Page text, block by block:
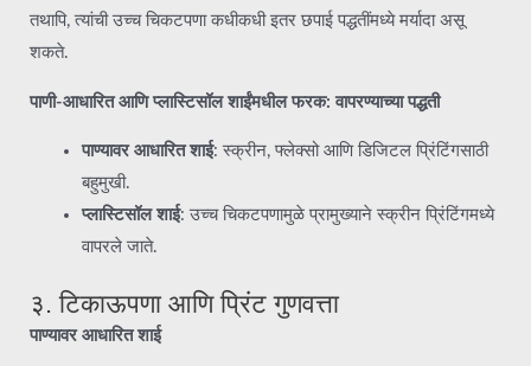
तथापि, त्यांची उच्च चिकटपणा कधीकधी इतर छपाई पद्धतींमध्ये मर्यादा असू
शकते.
पाणी-आधारित आणि प्लास्टिसॉल शाईंमधील फरक: वापरण्याच्या पद्धती
पाण्यावर आधारित शाई: स्क्रीन, फ्लेक्सो आणि डिजिटल प्रिंटिंगसाठी
बहुमुखी.
प्लास्टिसॉल शाई: उच्च चिकटपणामुळे प्रामुख्याने स्क्रीन प्रिंटिंगमध्ये
वापरले जाते.
३. टिकाऊपणा आणि प्रिंट गुणवत्ता
पाण्यावर आधारित शाई